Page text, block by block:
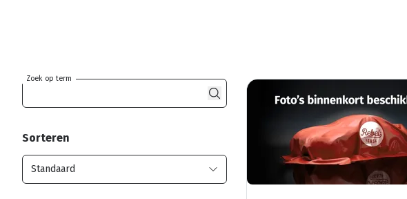
Zoek op term
Sorteren